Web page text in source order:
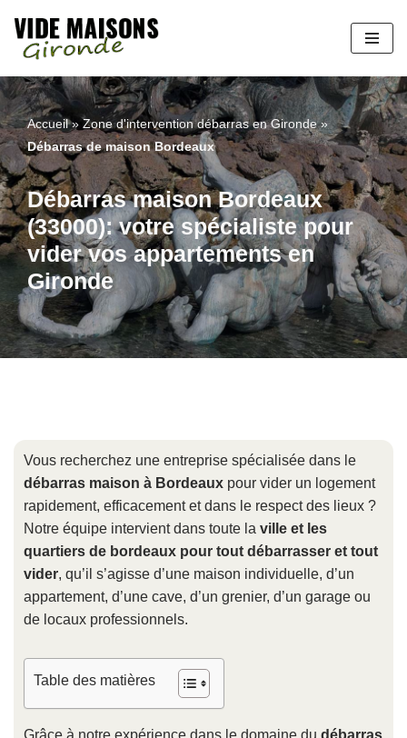
Aller
contenu
Accueil»Zone d'intervention débarras en Gironde»
Débarras de maison Bordeaux
Débarras maison Bordeaux
(33000): votre spécialiste pour
vider vos appartements en
Gironde
Vous recherchez une entreprise spécialisée dans le
débarras maison à Bordeauxpour vider un logement
rapidement, efficacement et dans le respect des lieux ?
Notre équipe intervient dans toute la ville et les
quartiers de bordeaux pour tout débarrasser et tout
vider, qu’il s’agisse d’une maison individuelle, d’un
appartement, d’une cave, d’un grenier, d’un garage ou
de locaux professionnels.
Table des matières